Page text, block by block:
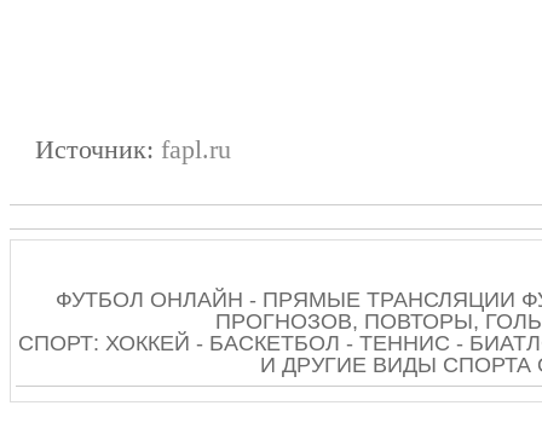
Источник: fapl.ru
ФУТБОЛ ОНЛАЙН - ПРЯМЫЕ ТРАНСЛЯЦИИ
ПРОГНОЗОВ, ПОВТОРЫ,
СПОРТ: ХОККЕЙ - БАСКЕТБОЛ - ТЕННИС -
И ДРУГИЕ ВИДЫ СПОРТА